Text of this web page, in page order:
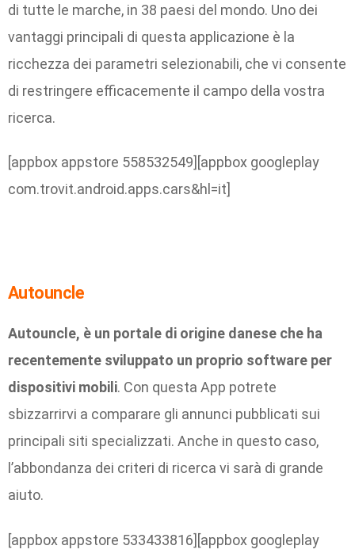
di tutte le marche, in 38 paesi del mondo. Uno dei
vantaggi principali di questa applicazione è la
ricchezza dei parametri selezionabili, che vi consente
di restringere efficacemente il campo della vostra
ricerca.
[appbox appstore 558532549][appbox googleplay
com.trovit.android.apps.cars&hl=it]
Autouncle
Autouncle, è un portale di origine danese che ha
recentemente sviluppato un proprio software per
dispositivi mobili. Con questa App potrete
sbizzarrirvi a comparare gli annunci pubblicati sui
principali siti specializzati. Anche in questo caso,
l’abbondanza dei criteri di ricerca vi sarà di grande
aiuto.
[appbox appstore 533433816][appbox googleplay